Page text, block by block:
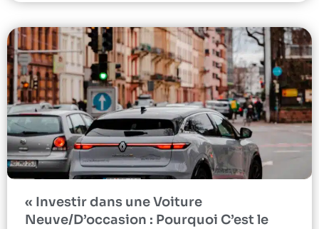
« Investir dans une Voiture
Neuve/D’occasion : Pourquoi C’est le